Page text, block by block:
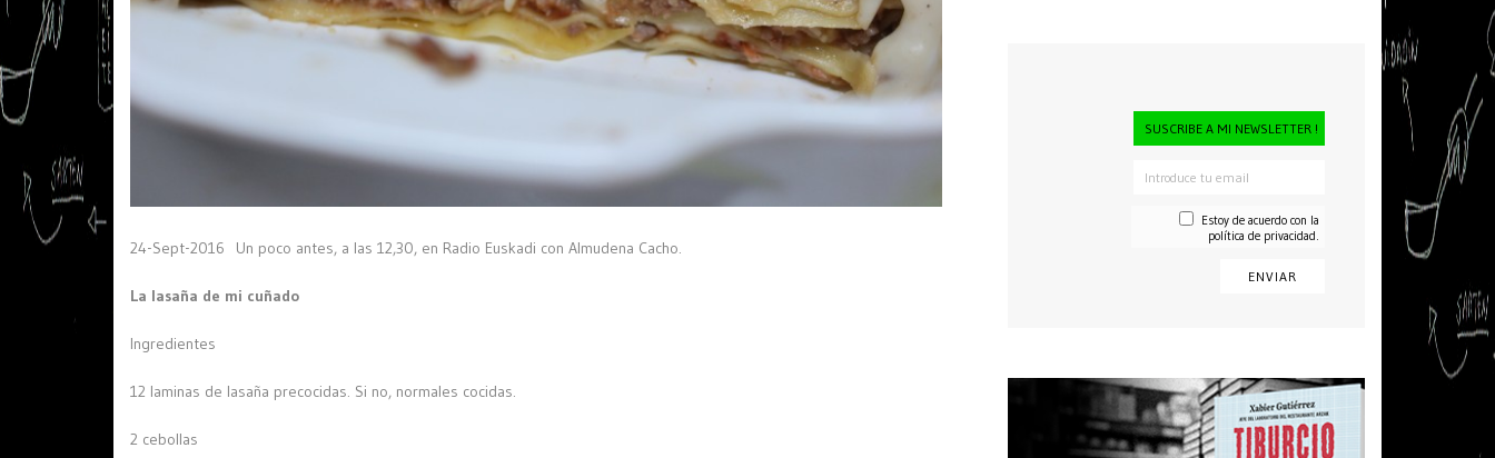
24-Sept-2016 Un poco antes, a las 12,30, en Radio Euskadi con Almudena Cacho.
La lasaña de mi cuñado
Ingredientes
12 laminas de lasaña precocidas. Si no, normales cocidas.
2 cebollas
SUSCRIBE A MI NEWSLETTER !
CONSENTIMIENTO
Estoy de acuerdo con la
política de privacidad.